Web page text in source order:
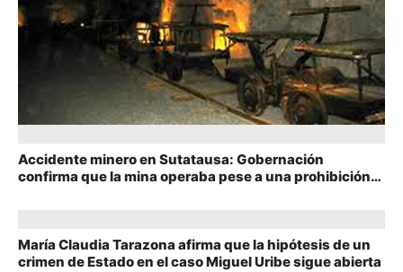
Accidente minero en Sutatausa: Gobernación
confirma que la mina operaba pese a una prohibición
María Claudia Tarazona afirma que la hipótesis de un
crimen de Estado en el caso Miguel Uribe sigue abierta